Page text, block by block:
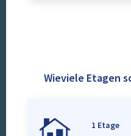
Wieviele Etagen
1 Etage